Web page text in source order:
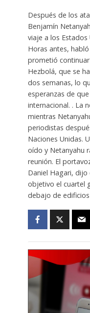
Después de los
Benjamín
viaje a los
Horas antes,
prometió
Hezbolá, que se
dos semanas, lo
esperanzas de
internacional. . La
mientras
periodistas
Naciones Unidas.
oído y Netanyahu
reunión. El
Daniel Hagari,
objetivo el cuartel
debajo de